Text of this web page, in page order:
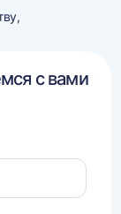
с вами